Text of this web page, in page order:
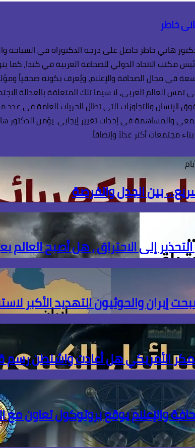
خاطر
هاني خاطر حاصل على درجة الدكتوراه في السياحة
مكتب الاتحاد الدولي للصحافة العربية في كندا، كما
في مجال الصحافة والإعلام، ويُعرف بكونه صحفياً
تمس العالم العربي، لا سيما تلك المتعلقة بالعدالة
الإنسان والتجاوزات التي تطال الحريات العامة في
والمساهمة في إحداث تغيير إيجابي. يؤمن الدكتور
مجتمعات أكثر عدلاً وإنصافاً.
بين الجدل والفرصة
إلى الاحتراق ، هل أصبح
إيران والحوثيون التهديد الأكبر
الأمريكي هل أعادت واشنطن
والإعلام يوقع بروتوكول تعاون مع